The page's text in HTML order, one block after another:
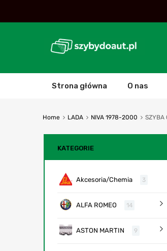
Strona główna O nas
Home LADA NIVA 1978-2000 SZYBA
KATEGORIE
Akcesoria/Chemia 3
ALFA ROMEO 14
ASTON MARTIN 9